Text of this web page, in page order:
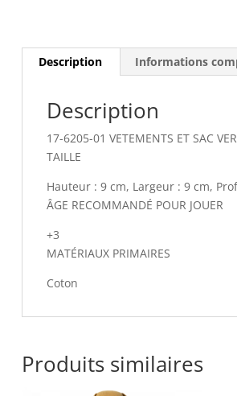
Description Informations
Description
17-6205-01 VETEMENTS ET SAC
TAILLE
Hauteur : 9 cm, Largeur : 9 cm,
ÂGE RECOMMANDÉ POUR JOUER
+3
MATÉRIAUX PRIMAIRES
Coton
Produits similaires